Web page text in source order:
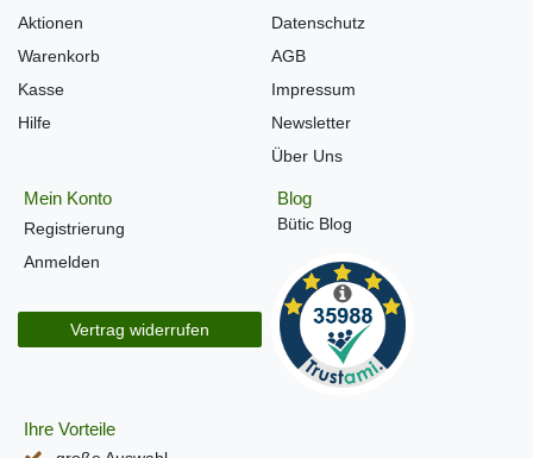
Aktionen
Warenkorb
Kasse
Hilfe
Datenschutz
AGB
Impressum
Newsletter
Über Uns
Mein Konto
Registrierung
Anmelden
Vertrag widerrufen
Blog
Bütic Blog
Ihre Vorteile